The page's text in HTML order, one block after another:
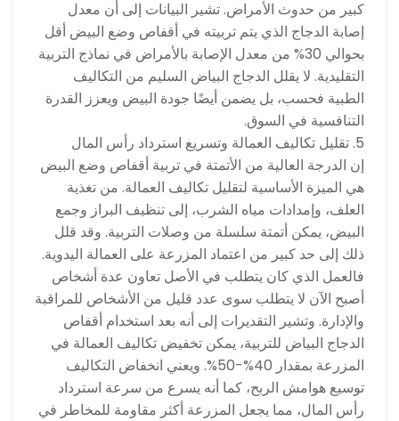
كبير من حدوث الأمراض. تشير البيانات إلى أن معدل
إصابة الدجاج الذي يتم تربيته في أقفاص وضع البيض أقل
بحوالي 30% من معدل الإصابة بالأمراض في نماذج التربية
التقليدية. لا يقلل الدجاج البياض السليم من التكاليف
الطبية فحسب، بل يضمن أيضًا جودة البيض ويعزز القدرة
التنافسية في السوق.
5. تقليل تكاليف العمالة وتسريع استرداد رأس المال
إن الدرجة العالية من الأتمتة في تربية أقفاص وضع البيض
هي الميزة الأساسية لتقليل تكاليف العمالة. من تغذية
العلف، وإمدادات مياه الشرب، إلى تنظيف البراز وجمع
البيض، يمكن أتمتة سلسلة من وصلات التربية. وقد قلل
ذلك إلى حد كبير من اعتماد المزرعة على العمالة اليدوية.
فالعمل الذي كان يتطلب في الأصل تعاون عدة أشخاص
أصبح الآن لا يتطلب سوى عدد قليل من الأشخاص للمراقبة
والإدارة. وتشير التقديرات إلى أنه بعد استخدام أقفاص
الدجاج البياض للتربية، يمكن تخفيض تكاليف العمالة في
المزرعة بمقدار 40%-50%. ويعني انخفاض التكاليف
توسيع هوامش الربح، كما أنه يسرع من سرعة استرداد
رأس المال، مما يجعل المزرعة أكثر مقاومة للمخاطر في